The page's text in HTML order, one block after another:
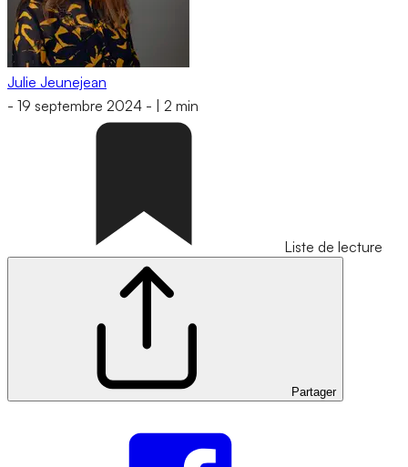
Julie Jeunejean
- 19 septembre 2024 - 2 min
Liste de lecture
Partager